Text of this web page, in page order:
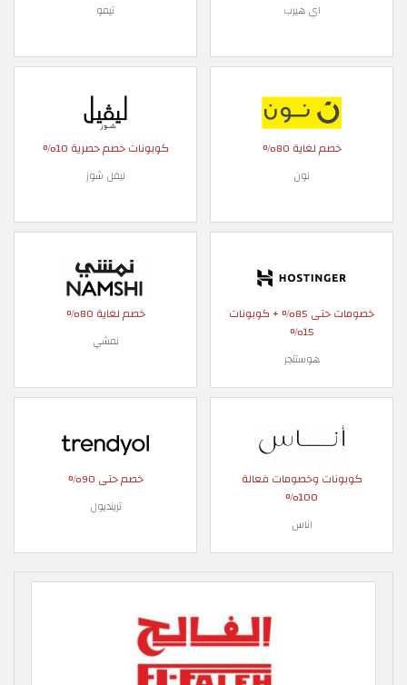
اي هيرب تيمو
خصم لغاية 80%
نون
كوبونات خصم حصرية 10%
ليفل شوز
خصومات حتى 85% + كوبونات
15%
هوستنجر
خصم لغاية 80%
نمشي
كوبونات وخصومات فعالة
100%
اناس
خصم حتى 90%
ترينديول